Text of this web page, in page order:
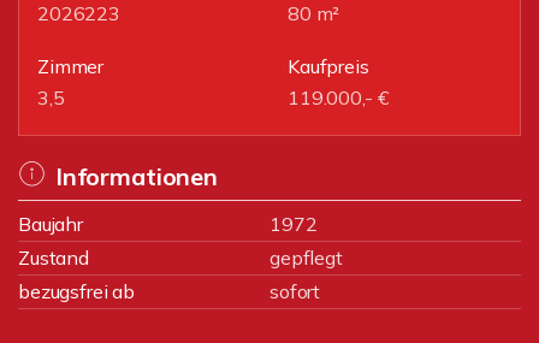
2026223
80 m²
Zimmer
3,5
Kaufpreis
119.000,- €
Informationen
Baujahr
1972
Zustand
gepflegt
bezugsfrei ab
sofort